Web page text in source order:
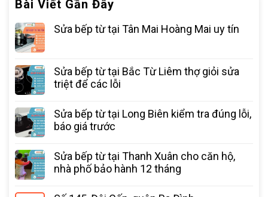
Bài Viết Gần Đây
Sửa bếp từ tại Tân Mai Hoàng Mai uy tín
Sửa bếp từ tại Bắc Từ Liêm thợ giỏi sửa
triệt để các lỗi
Sửa bếp từ tại Long Biên kiểm tra đúng lỗi,
báo giá trước
Sửa bếp từ tại Thanh Xuân cho căn hộ,
nhà phố bảo hành 12 tháng